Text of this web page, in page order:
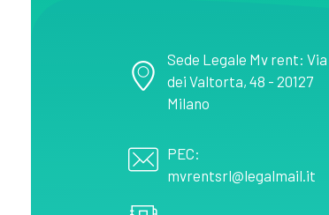
Sede Legale Mv rent: Via
dei Valtorta, 48 - 20127
Milano
PEC:
mvrentsrl@legalmail.it